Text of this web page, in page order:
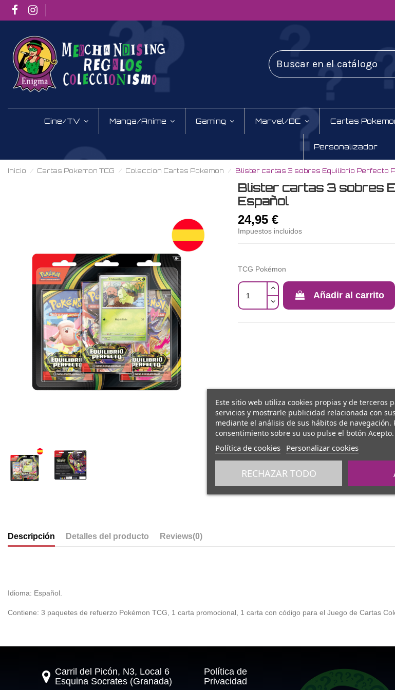
Cine/TV Manga/Anime Gaming Marvel/DC Cartas
Personalizador
Inicio Cartas Pokemon TCG Coleccion Cartas Pokemon Blister cartas 3 sobres Equilibrio Perfecto
Blister cartas 3 sobres
Español
24,95 €
Impuestos incluidos
TCG Pokémon
Añadir al carrito
Descripción Detalles del producto Reviews(0)
Idioma: Español.
Contiene: 3 paquetes de refuerzo Pokémon TCG, 1 carta promocional, 1 carta con código para el Juego de Cartas
Carril del Picón, N3, Local 6
Esquina Socrates (Granada)
Política de
Privacidad
Este sitio web utiliza cookies propias y de terceros
servicios y mostrarle publicidad relacionada con
mediante el análisis de sus hábitos de navegación.
consentimiento sobre su uso pulse el botón Acepto.
Política de cookies Personalizar cookies
RECHAZAR TODO